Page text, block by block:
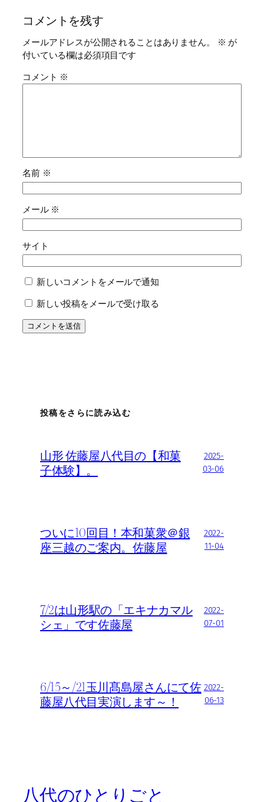
コメントを残す
メールアドレスが公開されることはありません。 ※ が
付いている欄は必須項目です
コメント ※
名前 ※
メール ※
サイト
新しいコメントをメールで通知
新しい投稿をメールで受け取る
投稿をさらに読み込む
山形 佐藤屋八代目の【和菓
子体験】。
2025-
03-06
ついに10回目！本和菓衆＠銀
座三越のご案内。佐藤屋
2022-
11-04
7/2は山形駅の「エキナカマル
シェ」です佐藤屋
2022-
07-01
6/15～/21玉川髙島屋さんにて佐
藤屋八代目実演します～！
2022-
06-13
八代のひとりごと